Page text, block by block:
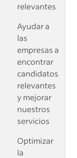
relevantes
Ayudar a
las
empresas a
encontrar
candidatos
relevantes
y mejorar
nuestros
servicios
Optimizar
la